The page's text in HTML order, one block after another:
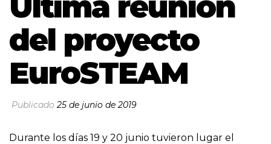
del proyecto
EuroSTEAM
Publicado25 de junio de 2019
Durante los días 19 y 20 junio tuvieron lugar el